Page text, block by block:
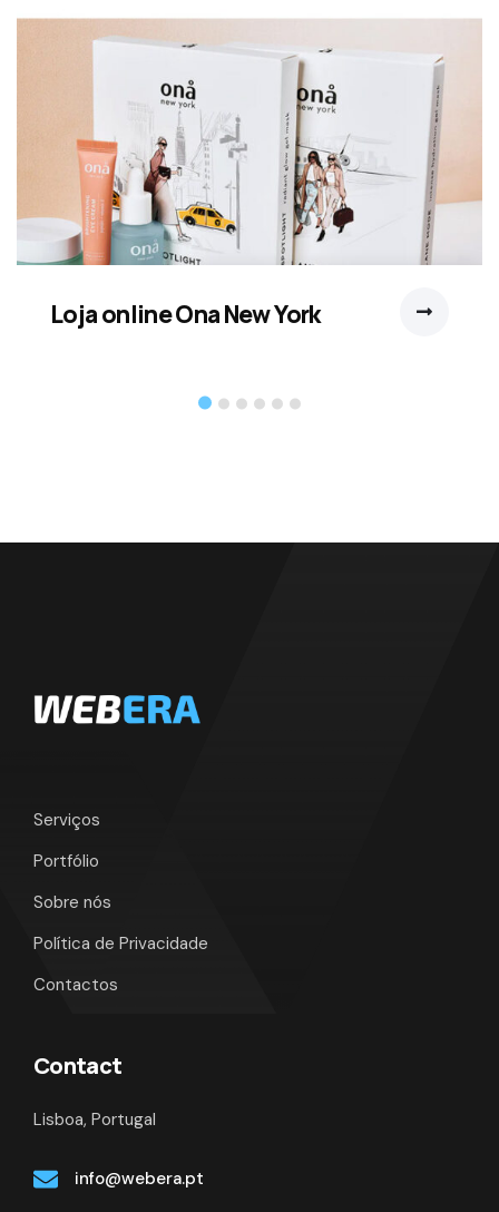
Loja online Ona New York
Serviços
Portfólio
Sobre nós
Política de Privacidade
Contactos
Contact
Lisboa, Portugal
info@webera.pt